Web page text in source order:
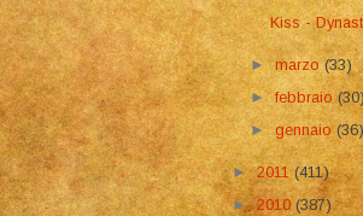
Kiss -
►marzo(33)
►febbraio
►gennaio
►2011(411)
►2010(387)